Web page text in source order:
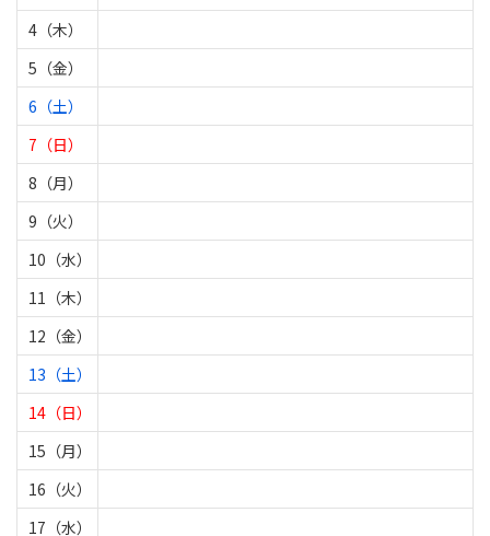
4（木）
5（金）
6（土）
7（日）
8（月）
9（火）
10（水）
11（木）
12（金）
13（土）
14（日）
15（月）
16（火）
17（水）